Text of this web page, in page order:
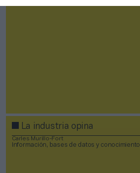
La industria opina
Carles Murillo-Fort
Información, bases de datos y conocimiento